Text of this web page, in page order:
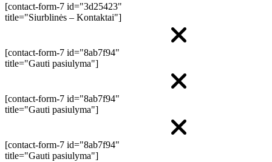
[contact-form-7 id="3d25423"
title="Siurblinės – Kontaktai"]
[contact-form-7 id="8ab7f94"
title="Gauti pasiulyma"]
[contact-form-7 id="8ab7f94"
title="Gauti pasiulyma"]
[contact-form-7 id="8ab7f94"
title="Gauti pasiulyma"]